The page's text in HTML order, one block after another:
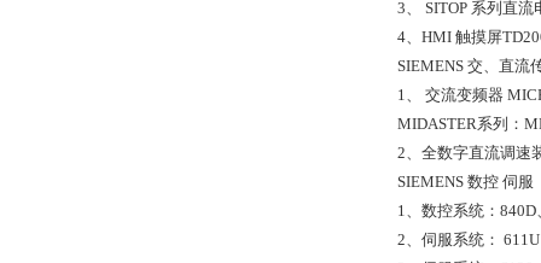
3、 SITOP 系列直流
4、HMI 触摸屏TD200
SIEMENS 交、直流
1、 交流变频器
MIDASTER系列：
2、全数字直流调速装
SIEMENS 数控 伺服
1、数控系统：840D、
2、伺服系统： 611U: